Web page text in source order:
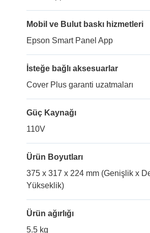
Mobil ve Bulut baskı hizmetleri
Epson Smart Panel App
İsteğe bağlı aksesuarlar
Cover Plus garanti uzatmaları
Güç Kaynağı
110V
Ürün Boyutları
375 x 317 x 224 mm (Genişlik x
Yükseklik)
Ürün ağırlığı
5.5 kg